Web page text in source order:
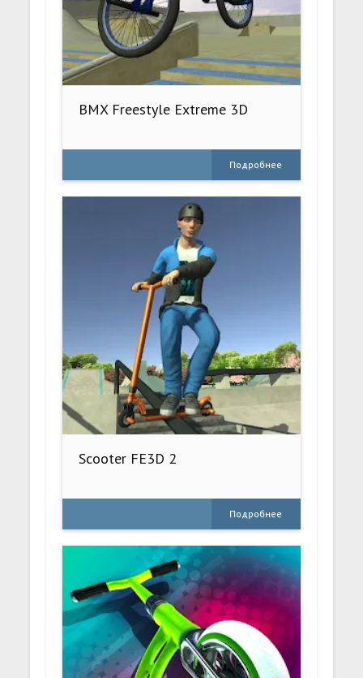
BMX Freestyle Extreme 3D
Подробнее
Scooter FE3D 2
Подробнее